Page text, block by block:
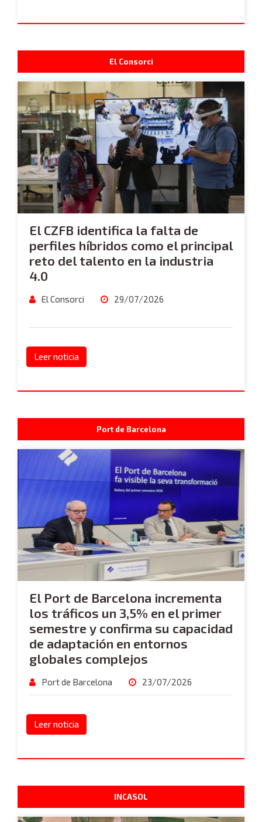
El Consorci
El CZFB identifica la falta de
perfiles híbridos como el principal
reto del talento en la industria
4.0
El Consorci 29/07/2026
Leer noticia
Port de Barcelona
El Port de Barcelona incrementa
los tráficos un 3,5% en el primer
semestre y confirma su capacidad
de adaptación en entornos
globales complejos
Port de Barcelona 23/07/2026
Leer noticia
INCASOL